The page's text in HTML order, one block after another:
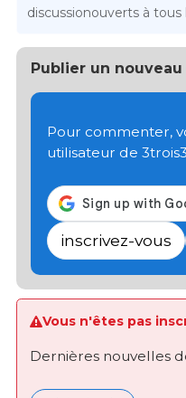
discussionouverts à
Publier un
Pour commenter,
utilisateur de
inscrivez-vous
Vous n'êtes pas
Dernières nouvelles